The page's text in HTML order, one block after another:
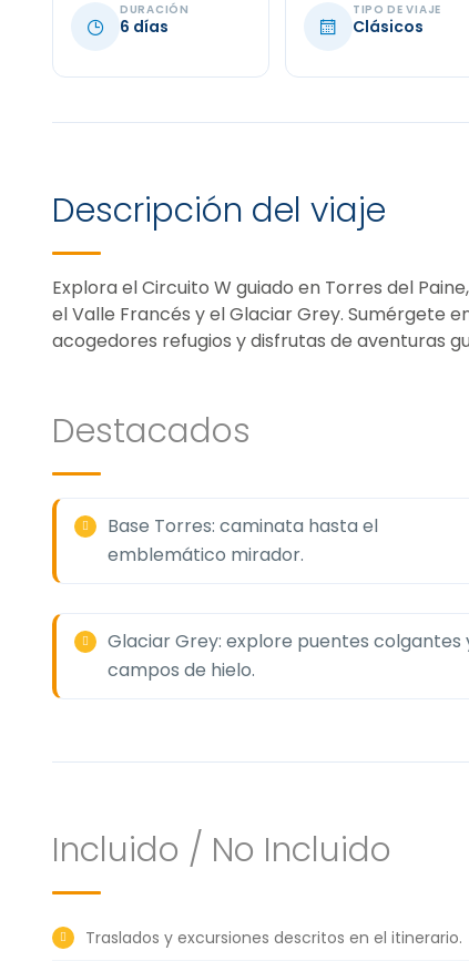
DURACIÓN
6 días
TIPO DE VIAJE
Clásicos
Descripción del viaje
Explora el Circuito W guiado en Torres del
el Valle Francés y el Glaciar Grey. Sumérgete
acogedores refugios y disfrutas de aventuras
Destacados
Base Torres: caminata hasta el
emblemático mirador.
Glaciar Grey: explore puentes colgantes
campos de hielo.
Incluido / No Incluido
Traslados y excursiones descritos en el itinerario.